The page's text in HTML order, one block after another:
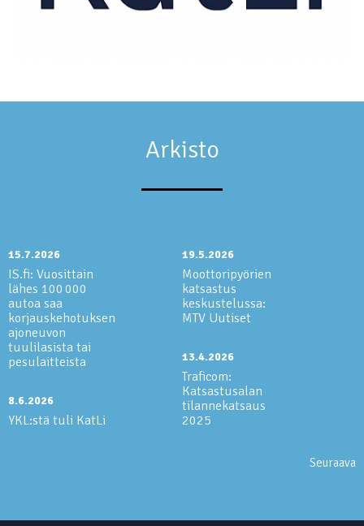
Arkisto
15.7.2026
IS.fi: Vuosittain
lähes 100 000
autoa saa
korjauskehotuksen
ajoneuvon
tuulilasista tai
pesulaitteista
8.6.2026
YKL:stä tuli KatLi
19.5.2026
Moottoripyörien
katsastus
keskustelussa:
MTV Uutiset
13.4.2026
Traficom:
Katsastusalan
tilannekatsaus
2025
Seuraava